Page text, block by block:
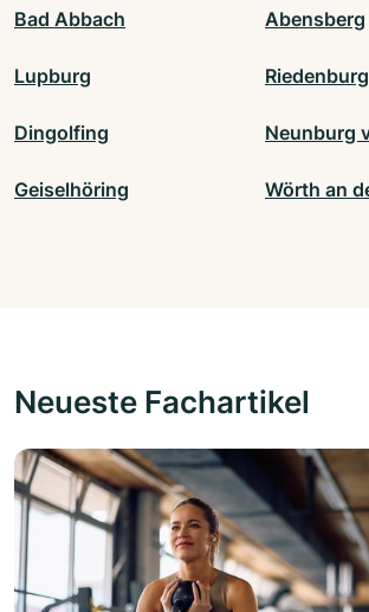
Bad Abbach Abensberg
Lupburg Riedenburg
Dingolfing Neunburg
Geiselhöring Wörth an
Neueste Fachartikel